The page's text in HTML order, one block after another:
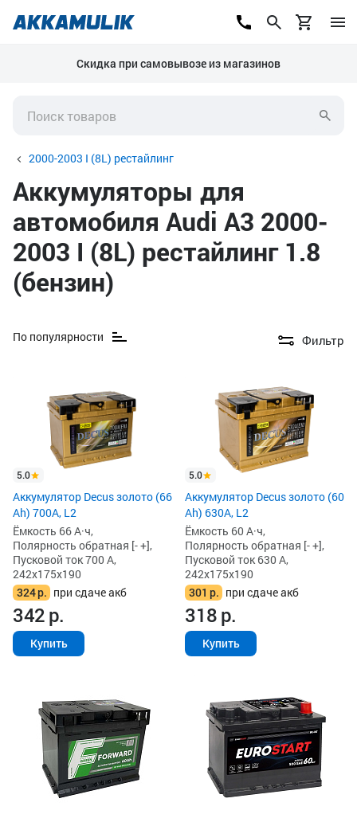
Скидка при самовывозе из магазинов
2000-2003 I (8L) рестайлинг
Аккумуляторы для
автомобиля Audi A3 2000-
2003 I (8L) рестайлинг 1.8
(бензин)
По популярности Фильтр
5.0
Аккумулятор Decus золото (66
Ah) 700A, L2
Ёмкость 66 А·ч,
Полярность обратная [- +],
Пусковой ток 700 А,
242x175x190
324р. при сдаче акб
342р.
Купить
5.0
Аккумулятор Decus золото (60
Ah) 630A, L2
Ёмкость 60 А·ч,
Полярность обратная [- +],
Пусковой ток 630 А,
242x175x190
301 р. при сдаче акб
318р.
Купить